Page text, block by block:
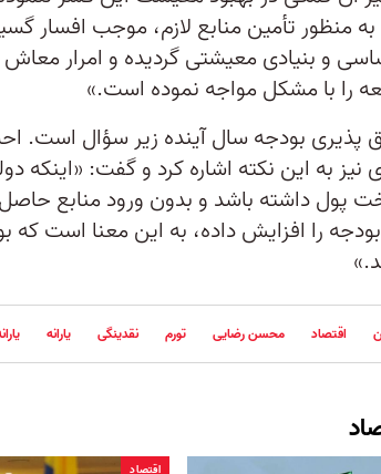
منظور تأمین منابع لازم، موجب افسار
و بنیادی معیشتی گردیده و امرار
را با مشکل مواجه نموده است.»
پذیری بودجه سال آینده زیر سؤال است.
نیز به این نکته اشاره کرد و گفت: «اینکه
پول داشته باشد و بدون ورود منابع
را افزایش داده، به این معنا است که
اقتصاد محسن رضایی تورم نقدینگی یارانه
اقتصاد